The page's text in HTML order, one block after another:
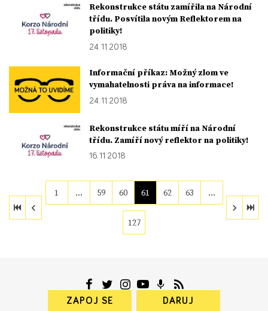
Rekonstrukce státu zamířila na Národní
třídu. Posvítila novým Reflektorem na
politiky!
24. 11. 2018
Informační příkaz: Možný zlom ve
vymahatelnosti práva na informace!
24. 11. 2018
Rekonstrukce státu míří na Národní
třídu. Zamíří nový reflektor na politiky!
16. 11. 2018
1 … 59 60 61 62 63 …
127
ZAPOJ SE DARUJ